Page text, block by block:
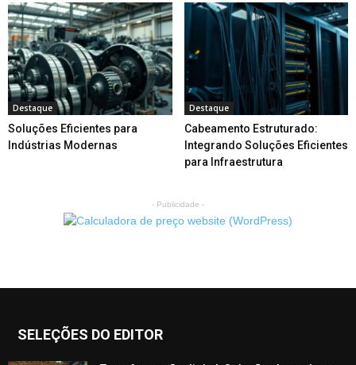
Destaque
Soluções Eficientes para
Indústrias Modernas
Destaque
Cabeamento Estruturado:
Integrando Soluções Eficientes
para Infraestrutura
- Publicidade -
SELEÇÕES DO EDITOR